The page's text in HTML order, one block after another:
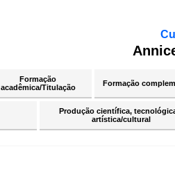
Formação
acadêmica/Titulação
Formação
Produção científica,
artística/cultural